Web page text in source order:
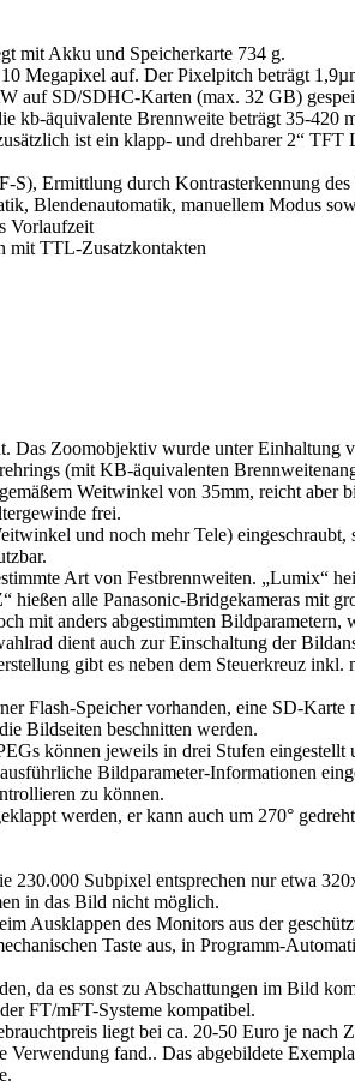
mit Akku und Speicherkarte 734 g.
Megapixel auf. Der Pixelpitch beträgt
auf SD/SDHC-Karten (max. 32 GB)
kb-äquivalente Brennweite beträgt 35-420
ist ein klapp- und drehbarer 2“
Ermittlung durch Kontrasterkennung des
Blendenautomatik, manuellem Modus
Vorlaufzeit
mit TTL-Zusatzkontakten
Zoomobjektiv wurde unter Einhaltung
(mit KB-äquivalenten
Weitwinkel von 35mm, reicht aber
frei.
und noch mehr Tele) eingeschraubt,
Art von Festbrennweiten. „Lumix“
alle Panasonic-Bridgekameras mit
mit anders abgestimmten
dient auch zur Einschaltung der
gibt es neben dem Steuerkreuz inkl.
Flash-Speicher vorhanden, eine SD-
Bildseiten beschnitten werden.
können jeweils in drei Stufen
Bildparameter-Informationen
zu können.
werden, er kann auch um 270°
230.000 Subpixel entsprechen nur etwa
in das Bild nicht möglich.
Ausklappen des Monitors aus der
Taste aus, in Programm-
da es sonst zu Abschattungen im Bild
FT/mFT-Systeme kompatibel.
liegt bei ca. 20-50 Euro je
fand.. Das abgebildete